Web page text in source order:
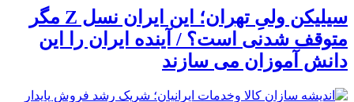
سیلیکن ولیِ تهران؛ این ایران نسل Z مگر
متوقف شدنی است؟ / آینده ایران را این
دانش آموزان می سازند